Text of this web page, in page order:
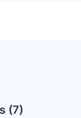
(7)